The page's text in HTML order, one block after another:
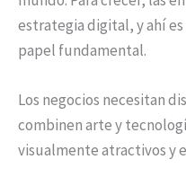
estrategia digital, y ahí
papel fundamental.
Los negocios necesitan
combinen arte y
visualmente atractivos y